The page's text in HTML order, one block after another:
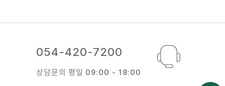
054-420-7200
상담문의 평일 09:00 - 18:00